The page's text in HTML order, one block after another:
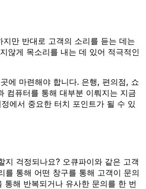
만 반대로 고객의 소리를 듣는 데는
않게 목소리를 내는 데 있어 적극적인
에 마련해야 합니다. 은행, 편의점, 쇼
컴퓨터를 통해 대부분 이뤄지는 지금
에서 중요한 터치 포인트가 될 수 있
걱정되나요? 오큐파이와 같은 고객
를 통해 어떤 창구를 통해 고객이 문의
해 반복되거나 유사한 문의를 한 번